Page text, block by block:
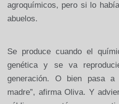
agroquímicos, pero si lo
abuelos.
Se produce cuando el
genética y se va
generación. O bien pasa a
madre”, afirma Oliva. Y